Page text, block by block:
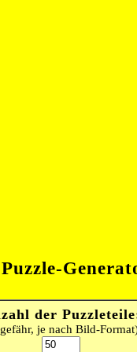
Puzzle-
der
je nach Bild-